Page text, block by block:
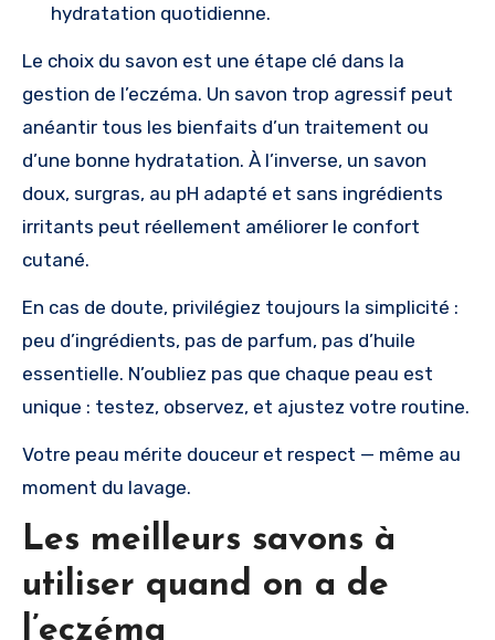
hydratation quotidienne.
Le choix du savon est une étape clé dans la
gestion de l’eczéma. Un savon trop agressif peut
anéantir tous les bienfaits d’un traitement ou
d’une bonne hydratation. À l’inverse, un savon
doux, surgras, au pH adapté et sans ingrédients
irritants peut réellement améliorer le confort
cutané.
En cas de doute, privilégiez toujours la simplicité :
peu d’ingrédients, pas de parfum, pas d’huile
essentielle. N’oubliez pas que chaque peau est
unique : testez, observez, et ajustez votre routine.
Votre peau mérite douceur et respect — même au
moment du lavage.
Les meilleurs savons à
utiliser quand on a de
l’eczéma